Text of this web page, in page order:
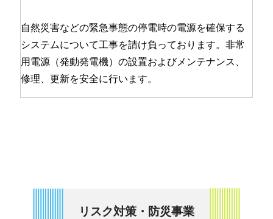
自然災害などの緊急事態の停電時の電源を確保する
システムについて工事を請け負っております。非常
用電源（発動発電機）の設置およびメンテナンス、
修理、更新を安全に行います。
リスク対策・防災事業